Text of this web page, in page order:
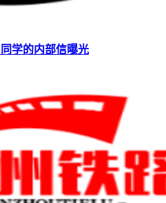
学的内部信曝光